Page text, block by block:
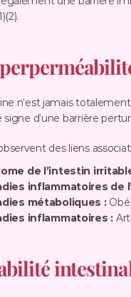
n’est jamais
d’une barrière
des liens
de l’intestin
inflammatoires de
métaboliques :
inflammatoires :